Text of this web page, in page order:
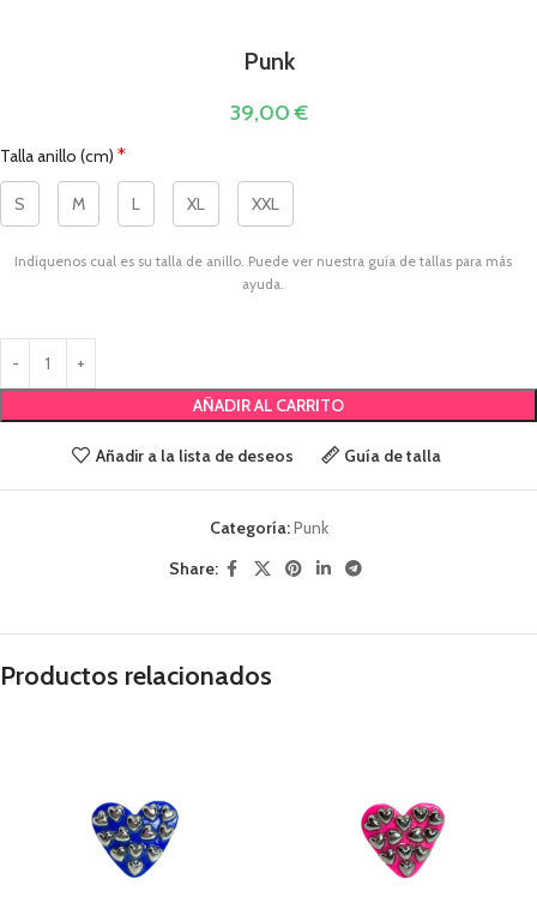
Punk
39,00€
Talla anillo (cm) *
S M L XL XXL
Indíquenos cual es su talla de anillo. Puede ver nuestra guía de tallas para más
ayuda.
AÑADIR AL CARRITO
Añadir a la lista de deseos Guía de talla
Categoría:Punk
Share:
Productos relacionados